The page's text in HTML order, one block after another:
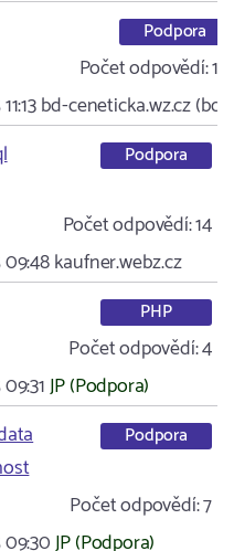
Podpora
Počet odpovědí:10
bd-ceneticka.wz.cz (bd…
Podpora
Počet odpovědí:14
09:48kaufner.webz.cz
PHP
Počet odpovědí:4
JP (Podpora)
Podpora
Počet odpovědí:7
09:30JP (Podpora)